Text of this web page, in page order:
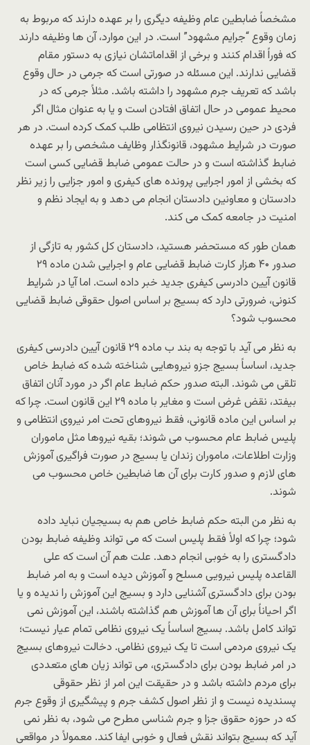
مشخصاً ضابطین عام وظیفه دیگری را بر عهده دارند که مربوط به
زمان وقوع “جرایم مشهود” است. در این موارد، آن ها وظیفه دارند
که فوراً اقدام کنند و برخی از اقداماتشان نیازی به دستور مقام
قضایی ندارند. این مسئله در صورتی است که جرمی در حال وقوع
باشد که تعریف جرم مشهود را داشته باشد. مثلاً جرمی که در
محیط عمومی در حال اتفاق افتادن است و یا به عنوان مثال اگر
فردی در حین رسیدن نیروی انتظامی طلب کمک کرده است. در هر
صورت در شرایط مشهود، قانونگذار وظایف مشخصی را بر عهده
ضابط گذاشته است و در حالت عمومی ضابط قضایی کسی است
که بخشی از امور اجرایی پرونده های کیفری و امور جزایی را زیر نظر
دادستان و معاونین دادستان انجام می دهد و به ایجاد نظم و
امنیت در جامعه کمک می کند.
همان طور که مستحضر هستید، دادستان کل کشور به تازگی از
صدور ۴۰ هزار کارت ضابط قضایی عام و اجرایی شدن ماده ۲۹
قانون آیین دادرسی کیفری جدید خبر داده است. اما آیا در شرایط
کنونی، ضرورتی دارد که بسیج بر اساس اصول حقوقی ضابط قضایی
محسوب شود؟
به نظر می آید با توجه به بند ب ماده ۲۹ قانون آیین دادرسی کیفری
جدید، اساساً بسیج جزو نیروهایی شناخته شده که ضابط خاص
تلقی می شوند. البته صدور حکم ضابط عام اگر در مورد آنان اتفاق
بیفتد، نقض غرض است و مغایر با ماده ۲۹ این قانون است. چرا که
بر اساس این ماده قانونی، فقط نیروهای تحت امر نیروی انتظامی و
پلیس ضابط عام محسوب می شوند؛ بقیه نیروها مثل ماموران
وزارت اطلاعات، ماموران زندان یا بسیج در صورت فراگیری آموزش
های لازم و صدور کارت برای آن ها ضابطین خاص محسوب می
شوند.
به نظر من البته حکم ضابط خاص هم به بسیجیان نباید داده
شود؛ چرا که اولاً فقط پلیس است که می تواند وظیفه ضابط بودن
دادگستری را به خوبی انجام دهد. علت هم آن است که علی
القاعده پلیس نیرویی مسلح و آموزش دیده است و به امر ضابط
بودن برای دادگستری آشنایی دارد و بسیج این آموزش را ندیده و یا
اگر احیاناً برای آن ها آموزش هم گذاشته باشند، این آموزش نمی
تواند کامل باشد. بسیج اساساً یک نیروی نظامی تمام عیار نیست؛
یک نیروی مردمی است تا یک نیروی نظامی. دخالت نیروهای بسیج
در امر ضابط بودن برای دادگستری، می تواند زیان های متعددی
برای مردم داشته باشد و در حقیقت این امر از نظر حقوقی
پسندیده نیست و از نظر اصول کشف جرم و پیشگیری از وقوع جرم
که در حوزه حقوق جزا و جرم شناسی مطرح می شود، به نظر نمی
آید که بسیج بتواند نقش فعال و خوبی ایفا کند. معمولاً در مواقعی